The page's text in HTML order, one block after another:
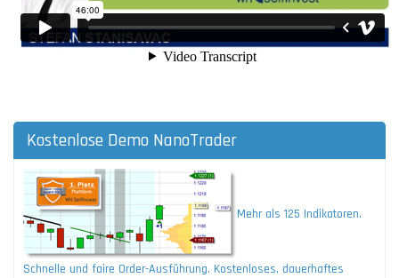
Kostenlose Demo NanoTrader
Mehr als 125 Indikatoren.
Schnelle und faire Order-Ausführung. Kostenloses, dauerhaftes